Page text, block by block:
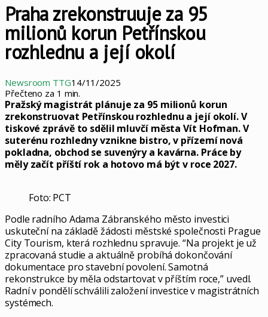
Praha zrekonstruuje za 95
milionů korun Petřínskou
rozhlednu a její okolí
Newsroom TTG14/11/2025
Přečteno za 1 min.
Pražský magistrát plánuje za 95 milionů korun
zrekonstruovat Petřínskou rozhlednu a její okolí. V
tiskové zprávě to sdělil mluvčí města Vít Hofman. V
suterénu rozhledny vznikne bistro, v přízemí nová
pokladna, obchod se suvenýry a kavárna. Práce by
měly začít příští rok a hotovo má být v roce 2027.
Foto: PCT
Podle radního Adama Zábranského město investici
uskuteční na základě žádosti městské společnosti Prague
City Tourism, která rozhlednu spravuje. “Na projekt je už
zpracovaná studie a aktuálně probíhá dokončování
dokumentace pro stavební povolení. Samotná
rekonstrukce by měla odstartovat v příštím roce,” uvedl.
Radní v pondělí schválili založení investice v magistrátních
systémech.